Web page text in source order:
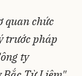
quan chức
trước pháp
ty